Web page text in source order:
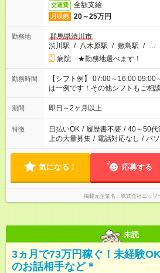
交通費 全額支給
月収例 20～25万円
勤務地
群馬県渋川市
渋川駅 / 八木原駅 / 敷島駅 / …
病院 ★勤務地選べます！
勤務時間
【シフト例】 07:00～16:00 09:00～
は一例です！その他シフトもご相
期間 即日～2ヶ月以上
特徴 日払いOK / 履歴書不要 / 40～50代
上の大量募集 / 電話対応なし / パ
気になる！ 応募する
掲載元企業名 株式会社ニッソ
未読
3ヵ月で73万円稼ぐ！未経験
のお話相手など＊